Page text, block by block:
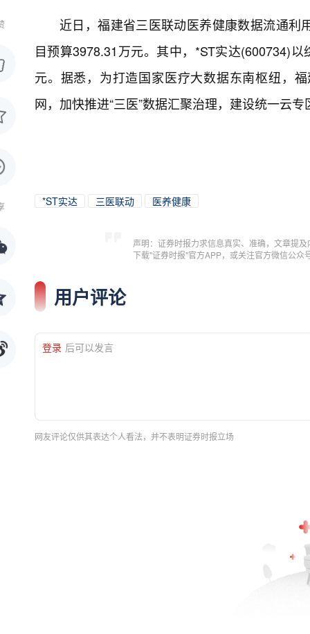
近日，福建省三医联动医养健康数据流通
目预算3978.31万元。其中，*ST实达(600734)
元。据悉，为打造国家医疗大数据东南枢纽，
网，加快推进“三医”数据汇聚治理，建设统一云
*ST实达 三医联动 医养健康
声明：证券时报力求信息真实、准确，文章提
下载"证券时报"官方APP，或关注官方微信公
用户评论
登录 后可以发言
网友评论仅供其表达个人看法，并不表明证券时报立场